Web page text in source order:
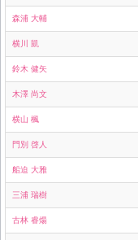
森浦 大輔
横川 凱
鈴木 健矢
木澤 尚文
横山 楓
門別 啓人
船迫 大雅
三浦 瑞樹
古林 睿煬